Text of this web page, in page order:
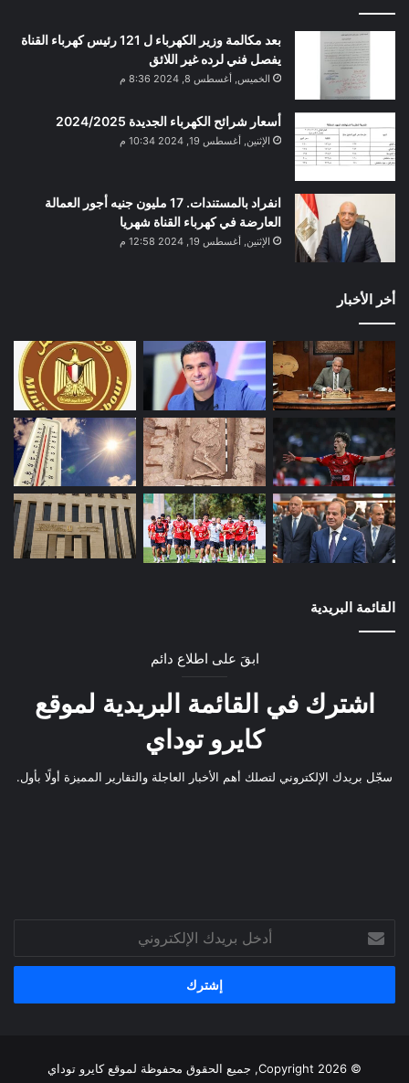
بعد مكالمة وزير الكهرباء ل 121 رئيس كهرباء القناة
يفصل فني لرده غير اللائق
الخميس, أغسطس 8, 2024 8:36 م
أسعار شرائح الكهرباء الجديدة 2024/2025
الإثنين, أغسطس 19, 2024 10:34 م
انفراد بالمستندات. 17 مليون جنيه أجور العمالة
العارضة في كهرباء القناة شهريا
الإثنين, أغسطس 19, 2024 12:58 م
أخر الأخبار
القائمة البريدية
ابقَ على اطلاع دائم
اشترك في القائمة البريدية لموقع
كايرو توداي
سجّل بريدك الإلكتروني لتصلك أهم الأخبار العاجلة والتقارير المميزة أولًا بأول.
بريدك
الإلكتروني
© Copyright 2026, جميع الحقوق محفوظة لموقع كايرو توداي